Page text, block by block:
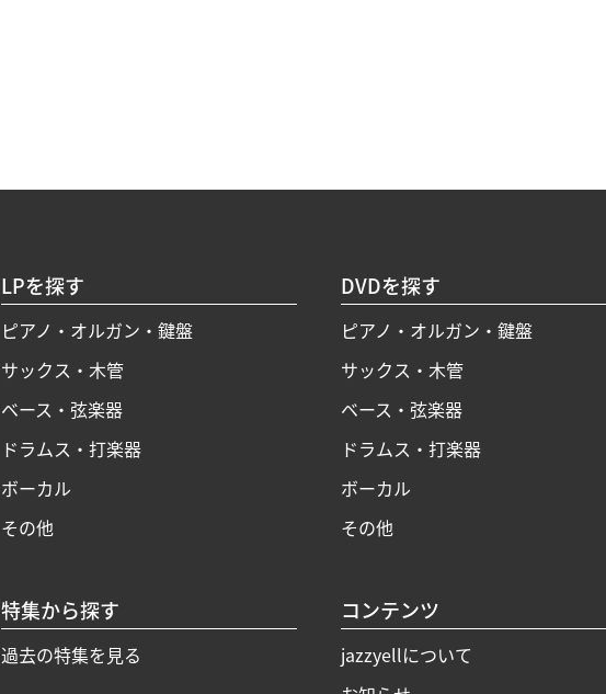
LPを探す
ピアノ・オルガン・鍵盤
サックス・木管
ベース・弦楽器
ドラムス・打楽器
ボーカル
その他
DVDを探す
ピアノ・オルガン・鍵盤
サックス・木管
ベース・弦楽器
ドラムス・打楽器
ボーカル
その他
特集から探す
過去の特集を見る
コンテンツ
jazzyellについて